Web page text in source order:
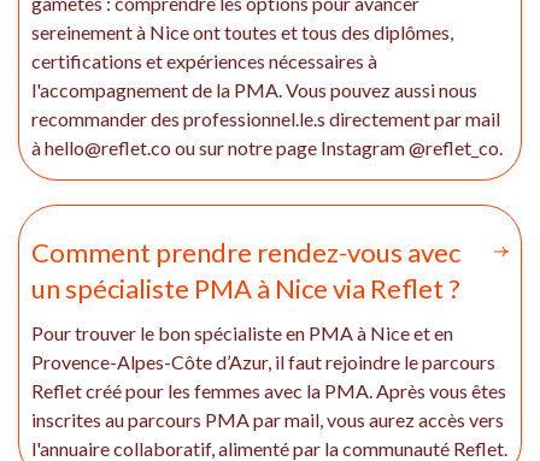
sereinement à Nice ont toutes et tous des diplômes,
certifications et expériences nécessaires à
l'accompagnement de la PMA. Vous pouvez aussi nous
recommander des professionnel.le.s directement par mail
à hello@reflet.co ou sur notre page Instagram @reflet_co.
Comment prendre rendez-vous avec
un spécialiste PMA à Nice via Reflet ?
Pour trouver le bon spécialiste en PMA à Nice et en
Provence-Alpes-Côte d’Azur, il faut rejoindre le parcours
Reflet créé pour les femmes avec la PMA. Après vous êtes
inscrites au parcours PMA par mail, vous aurez accès vers
l'annuaire collaboratif, alimenté par la communauté Reflet.